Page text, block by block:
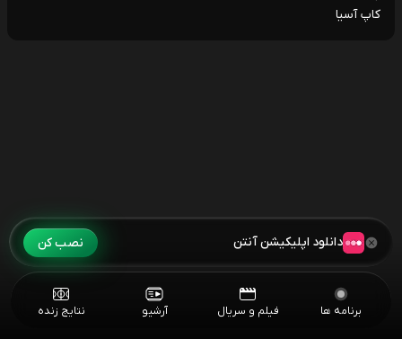
کاپ آسیا
برنامه ها فیلم و سریال آرشیو نتایج زنده
دانلود اپلیکیشن آنتن نصب کن